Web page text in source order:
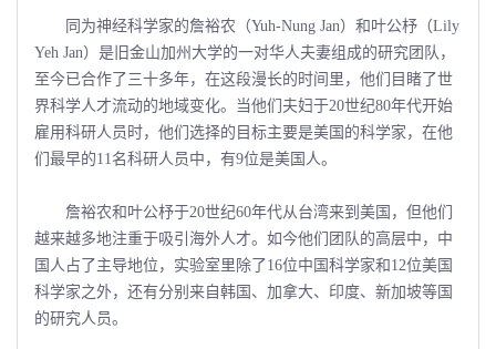
同为神经科学家的詹裕农（Yuh-Nung Jan）和叶公杼（Lily
Yeh Jan）是旧金山加州大学的一对华人夫妻组成的研究团队，
至今已合作了三十多年，在这段漫长的时间里，他们目睹了世
界科学人才流动的地域变化。当他们夫妇于20世纪80年代开始
雇用科研人员时，他们选择的目标主要是美国的科学家，在他
们最早的11名科研人员中，有9位是美国人。
詹裕农和叶公杼于20世纪60年代从台湾来到美国，但他们
越来越多地注重于吸引海外人才。如今他们团队的高层中，中
国人占了主导地位，实验室里除了16位中国科学家和12位美国
科学家之外，还有分别来自韩国、加拿大、印度、新加坡等国
的研究人员。